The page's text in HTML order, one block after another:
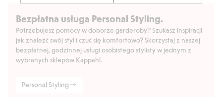
Bezpłatna usługa Personal Styling.
Potrzebujesz pomocy w doborze garderoby? Szukasz inspiracji
jak znaleźć swój styl i czuć się komfortowo? Skorzystaj z naszej
bezpłatnej, godzinnej usługi osobistego stylisty w jednym z
wybranych sklepów Kappahl.
Personal Styling